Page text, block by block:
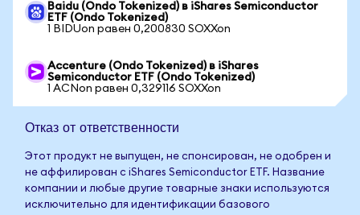
Baidu (Ondo Tokenized) в iShares Semiconductor
ETF (Ondo Tokenized)
1 BIDUon равен 0,200830 SOXXon
Accenture (Ondo Tokenized) в iShares
Semiconductor ETF (Ondo Tokenized)
1 ACNon равен 0,329116 SOXXon
Отказ от ответственности
Этот продукт не выпущен, не спонсирован, не одобрен и
не аффилирован с iShares Semiconductor ETF. Название
компании и любые другие товарные знаки используются
исключительно для идентификации базового